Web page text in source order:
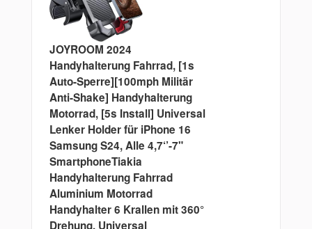
JOYROOM 2024
Handyhalterung Fahrrad, [1s
Auto-Sperre][100mph Militär
Anti-Shake] Handyhalterung
Motorrad, [5s Install] Universal
Lenker Holder für iPhone 16
Samsung S24, Alle 4,7‘’-7"
SmartphoneTiakia
Handyhalterung Fahrrad
Aluminium Motorrad
Handyhalter 6 Krallen mit 360°
Drehung, Universal